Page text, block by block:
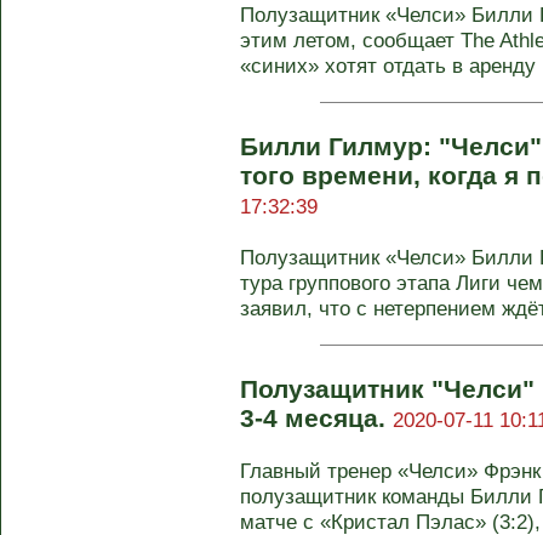
Полузащитник «Челси» Билли
этим летом, сообщает The
«синих» хотят отдать в аренду
Билли Гилмур:
того времени, когда я
17:32:39
Полузащитник «Челси» Билли
тура группового этапа Лиги
заявил, что с нетерпением
Полузащитник
3-4 месяца. 2020-07-11
Главный тренер «Челси»
полузащитник команды
матче с «Кристал Пэлас»